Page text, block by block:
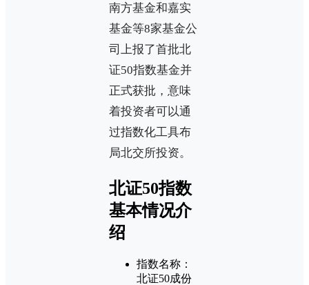
南方基金和嘉实
基金等8家基金公
司上报了首批北
证50指数基金并
正式获批，意味
着投资者可以通
过指数化工具布
局北交所投资。
北证50指数
基本情况介
绍
指数名称：
北证50成份